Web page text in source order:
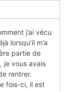
j’ai vécu
lorsqu’il m’a
partie de
je vous avais
rentrer.
fois-ci, il est